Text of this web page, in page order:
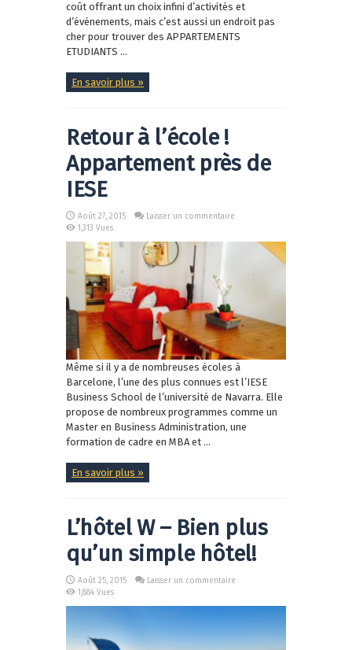
coût offrant un choix infini d’activités et
d’événements, mais c’est aussi un endroit pas
cher pour trouver des APPARTEMENTS
ETUDIANTS ...
En savoir plus »
Retour à l’école !
Appartement près de
IESE
Août 27, 2015
Laisser un commentaire
1,313 Vues
Même si il y a de nombreuses écoles à
Barcelone, l’une des plus connues est l’IESE
Business School de l’université de Navarra. Elle
propose de nombreux programmes comme un
Master en Business Administration, une
formation de cadre en MBA et ...
En savoir plus »
L’hôtel W – Bien plus
qu’un simple hôtel!
Août 25, 2015
Laisser un commentaire
1,884 Vues